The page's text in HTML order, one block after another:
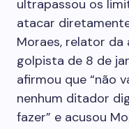
ultrapassou os
atacar
Moraes, relator
golpista de 8 de
afirmou que “não
nenhum ditador
fazer” e acusou